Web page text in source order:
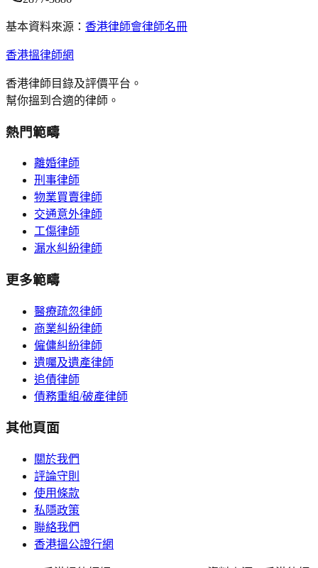
基本資料來源： 香港律師會律師名冊
香港搵律師網
香港律師目錄及評價平台。
幫你搵到合適的律師。
熱門範疇
離婚律師
刑事律師
物業買賣律師
交通意外律師
工傷律師
漏水糾紛律師
更多範疇
醫療疏忽律師
商業糾紛律師
僱傭糾紛律師
遺囑及遺產律師
追債律師
債務重組/破產律師
其他頁面
關於我們
評論守則
使用條款
私隱政策
聯絡我們
香港搵公證行網